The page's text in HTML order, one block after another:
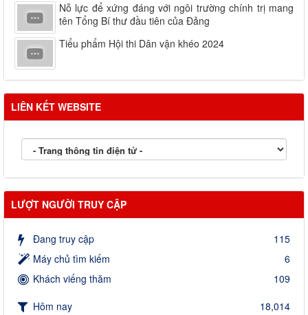
Nỗ lực để xứng đáng với ngôi trường chính trị mang
tên Tổng Bí thư đầu tiên của Đảng
Tiểu phẩm Hội thi Dân vận khéo 2024
LIÊN KẾT WEBSITE
LƯỢT NGƯỜI TRUY CẬP
Đang truy cập
115
Máy chủ tìm kiếm
6
Khách viếng thăm
109
Hôm nay
18,014